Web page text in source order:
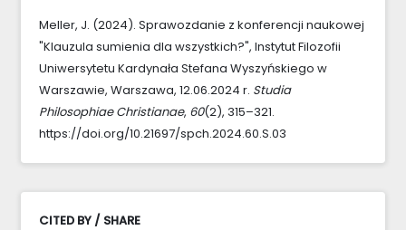
Meller, J. (2024). Sprawozdanie z konferencji naukowej
"Klauzula sumienia dla wszystkich?", Instytut Filozofii
Uniwersytetu Kardynała Stefana Wyszyńskiego w
Warszawie, Warszawa, 12.06.2024 r. Studia
Philosophiae Christianae, 60(2), 315–321.
https://doi.org/10.21697/spch.2024.60.S.03
CITED BY / SHARE